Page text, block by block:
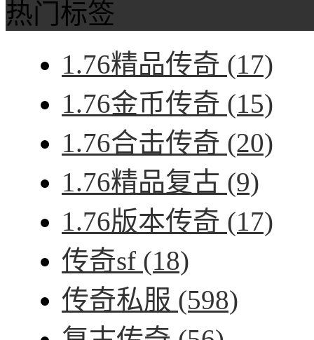
热门标签
1.76精品传奇 (17)
1.76金币传奇 (15)
1.76合击传奇 (20)
1.76精品复古 (9)
1.76版本传奇 (17)
传奇sf (18)
传奇私服 (598)